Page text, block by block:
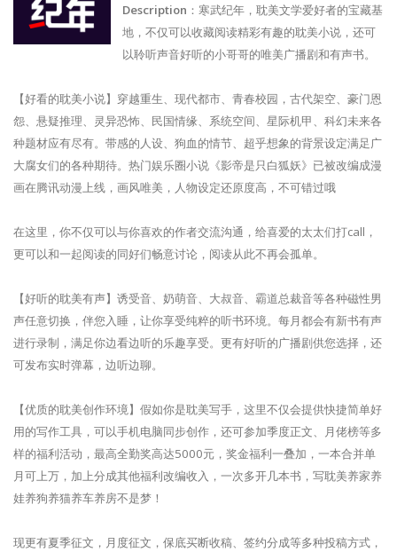
Description ：寒武纪年，耽美文学爱好者的宝藏基
地，不仅可以收藏阅读精彩有趣的耽美小说，还可
以聆听声音好听的小哥哥的唯美广播剧和有声书。
【好看的耽美小说】穿越重生、现代都市、青春校园，古代架空、豪门恩
怨、悬疑推理、灵异恐怖、民国情缘、系统空间、星际机甲、科幻未来各
种题材应有尽有。带感的人设、狗血的情节、超乎想象的背景设定满足广
大腐女们的各种期待。热门娱乐圈小说《影帝是只白狐妖》已被改编成漫
画在腾讯动漫上线，画风唯美，人物设定还原度高，不可错过哦
在这里，你不仅可以与你喜欢的作者交流沟通，给喜爱的太太们打call，
更可以和一起阅读的同好们畅意讨论，阅读从此不再会孤单。
【好听的耽美有声】诱受音、奶萌音、大叔音、霸道总裁音等各种磁性男
声任意切换，伴您入睡，让你享受纯粹的听书环境。每月都会有新书有声
进行录制，满足你边看边听的乐趣享受。更有好听的广播剧供您选择，还
可发布实时弹幕，边听边聊。
【优质的耽美创作环境】假如你是耽美写手，这里不仅会提供快捷简单好
用的写作工具，可以手机电脑同步创作，还可参加季度正文、月佬榜等多
样的福利活动，最高全勤奖高达5000元，奖金福利一叠加，一本合并单
月可上万，加上分成其他福利改编收入，一次多开几本书，写耽美养家养
娃养狗养猫养车养房不是梦！
现更有夏季征文，月度征文，保底买断收稿、签约分成等多种投稿方式，